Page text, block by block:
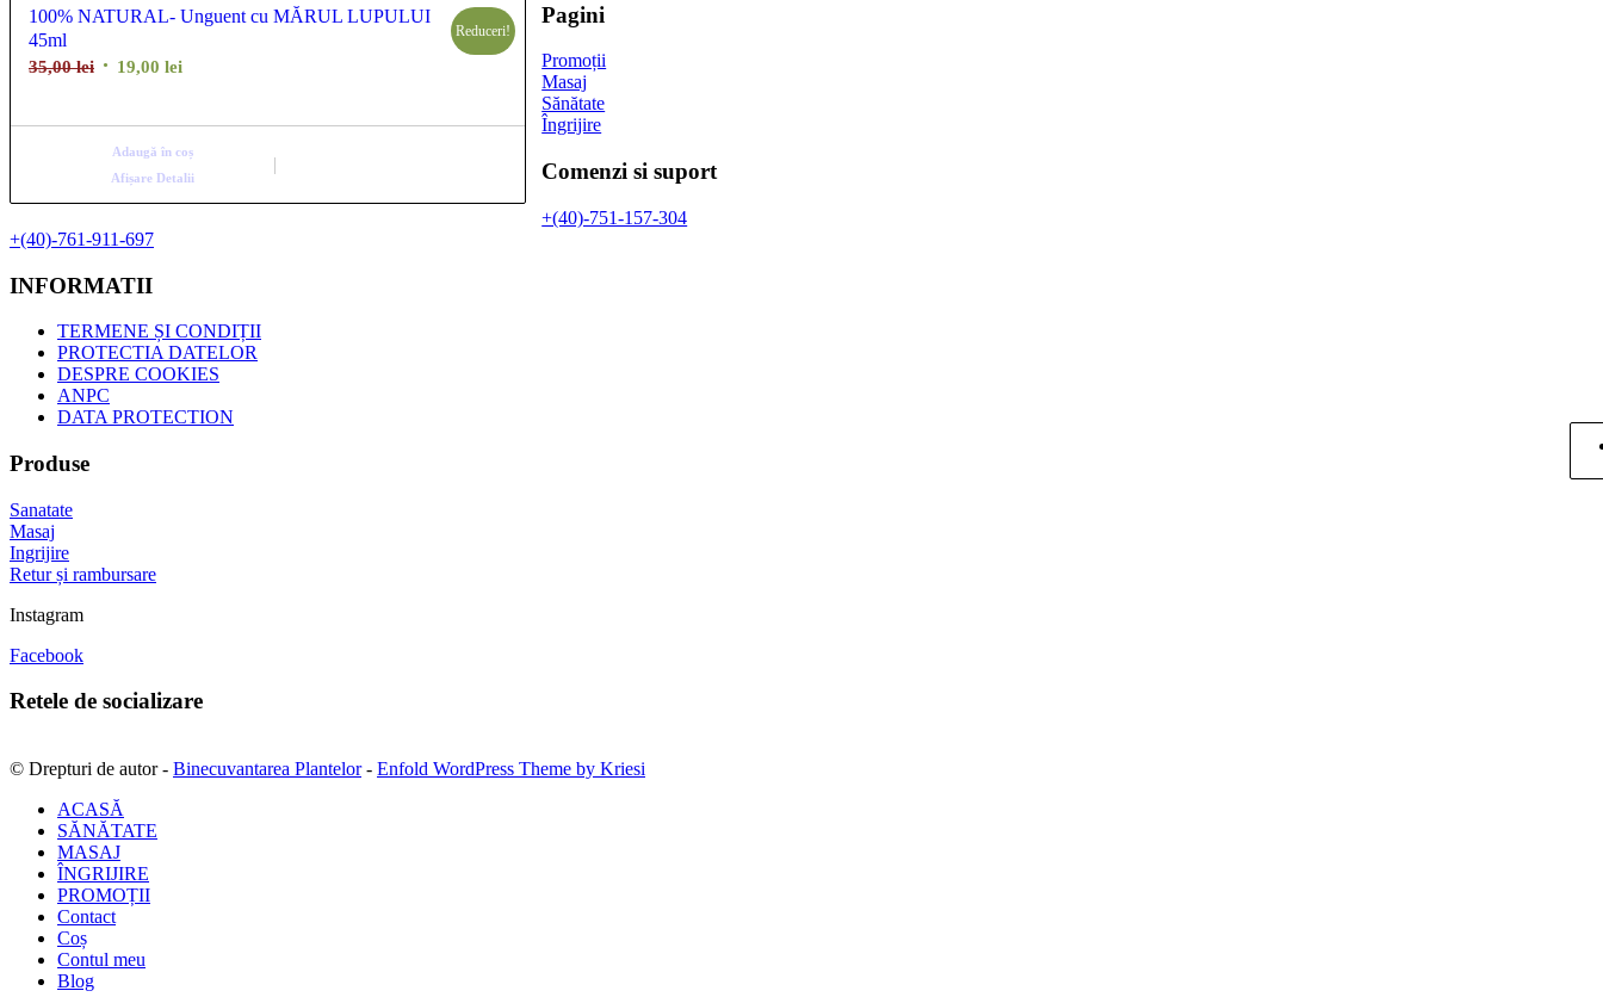
produselor
100% NATURAL- Unguent cu MĂRUL LUPULUI
45ml
35,00lei Prețul
a
fost:
35,00 lei.
19,00 leiPrețul
este:
19,00 lei.
Reduceri!
Adaugă în coș
Afișare Detalii
Pagini
Promoții
Masaj
Sănătate
Îngrijire
Comenzi si suport
+(40)-751-157-304
+(40)-761-911-697
INFORMATII
TERMENE ȘI CONDIȚII
PROTECTIA DATELOR
DESPRE COOKIES
ANPC
DATA PROTECTION
Produse
Sanatate
Masaj
Ingrijire
Retur și rambursare
Instagram
Facebook
Retele de socializare
© Drepturi de autor - Binecuvantarea Plantelor- Enfold WordPress Theme by Kriesi
ACASĂ
SĂNĂTATE
MASAJ
ÎNGRIJIRE
PROMOȚII
Contact
Coș
Contul meu
Blog